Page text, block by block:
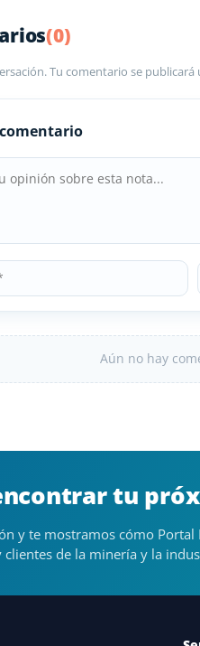
(0)
Tu comentario se
Aún no hay
tu
y te mostramos cómo
de la minería y la